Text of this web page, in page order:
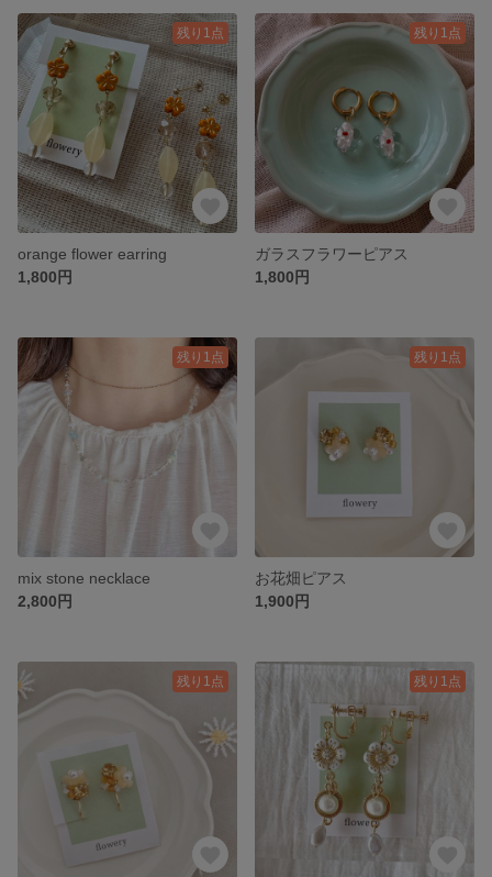
残り1点
orange flower earring
1,800円
残り1点
ガラスフラワーピアス
1,800円
残り1点
mix stone necklace
2,800円
残り1点
お花畑ピアス
1,900円
残り1点 残り1点